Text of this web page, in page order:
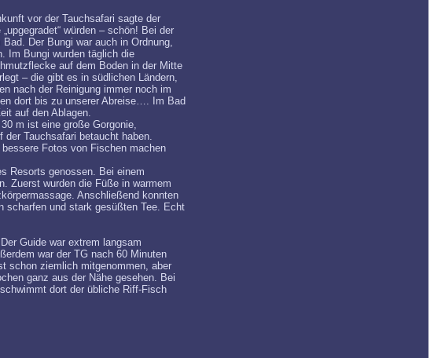
vor der Tauchsafari sagte der
würden – schön! Bei der
Der Bungi war auch in Ordnung,
Im Bungi wurden täglich die
auf dem Boden in der Mitte
– die gibt es in südlichen Ländern,
nach der Reinigung immer noch im
dort bis zu unserer Abreise…. Im Bad
auf den Ablagen.
m ist eine große Gorgonie,
Tauchsafari betaucht haben.
Fotos von Fischen machen
Resorts genossen. Bei einem
Zuerst wurden die Füße in warmem
Anschließend konnten
scharfen und stark gesüßten Tee. Echt
Guide war extrem langsam
war der TG nach 60 Minuten
schon ziemlich mitgenommen, aber
ganz aus der Nähe gesehen. Bei
dort der übliche Riff-Fisch